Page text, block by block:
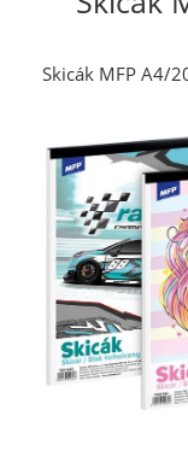
Skicák MFP A4/